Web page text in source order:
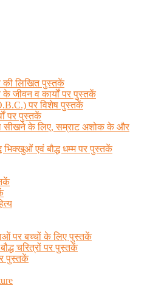
की लिखित पुस्तकें
के जीवन व कार्यों पर पुस्तकें
पर विशेष पुस्तकें
पर पुस्तकें
सीखने के लिए, सम्राट अशोक के और
भिक्खुओं एवं बौद्ध धम्म पर पुस्तकें
पर बच्चों के लिए पुस्तकें
चरित्रों पर पुस्तकें
पुस्तकें